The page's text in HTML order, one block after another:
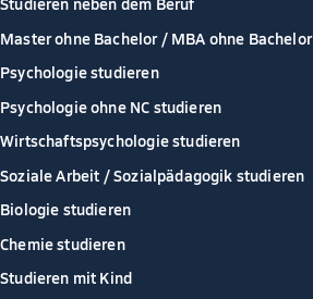
Master ohne Bachelor / MBA ohne Bachelor
Psychologie studieren
Psychologie ohne NC studieren
Wirtschaftspsychologie studieren
Soziale Arbeit / Sozialpädagogik studieren
Biologie studieren
Chemie studieren
Studieren mit Kind